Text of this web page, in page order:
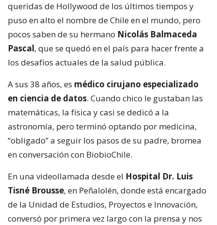
queridas de Hollywood de los últimos tiempos y
puso en alto el nombre de Chile en el mundo, pero
pocos saben de su hermano Nicolás Balmaceda
Pascal, que se quedó en el país para hacer frente a
los desafíos actuales de la salud pública.
A sus 38 años, es médico cirujano especializado
en ciencia de datos. Cuando chico le gustaban las
matemáticas, la física y casi se dedicó a la
astronomía, pero terminó optando por medicina,
“obligado” a seguir los pasos de su padre, bromea
en conversación con BiobioChile.
En una videollamada desde el Hospital Dr. Luis
Tisné Brousse, en Peñalolén, donde está encargado
de la Unidad de Estudios, Proyectos e Innovación,
conversó por primera vez largo con la prensa y nos